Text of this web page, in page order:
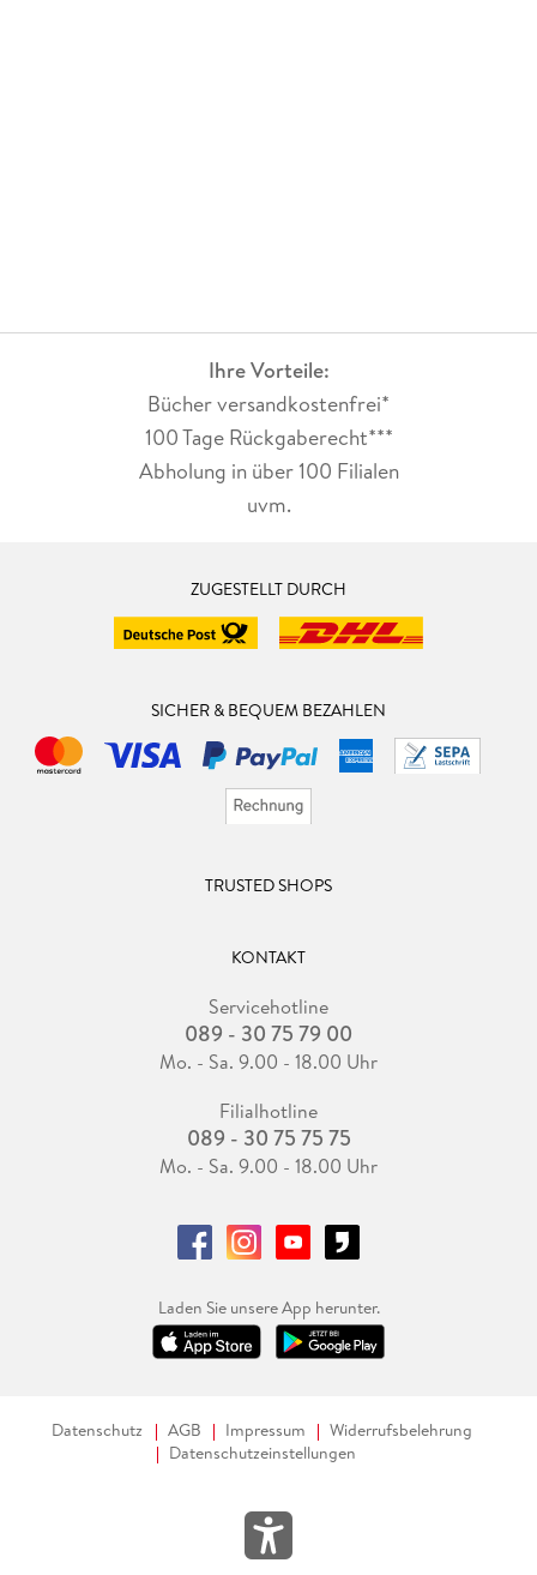
Ihre Vorteile:
Bücher versandkostenfrei*
100 Tage Rückgaberecht***
Abholung in über 100 Filialen
uvm.
ZUGESTELLT DURCH
SICHER & BEQUEM BEZAHLEN
TRUSTED SHOPS
KONTAKT
Servicehotline
089 - 30 75 79 00
Mo. - Sa. 9.00 - 18.00 Uhr
Filialhotline
089 - 30 75 75 75
Mo. - Sa. 9.00 - 18.00 Uhr
Laden Sie unsere App herunter.
Datenschutz AGB Impressum
Widerrufsbelehrung
Datenschutzeinstellungen